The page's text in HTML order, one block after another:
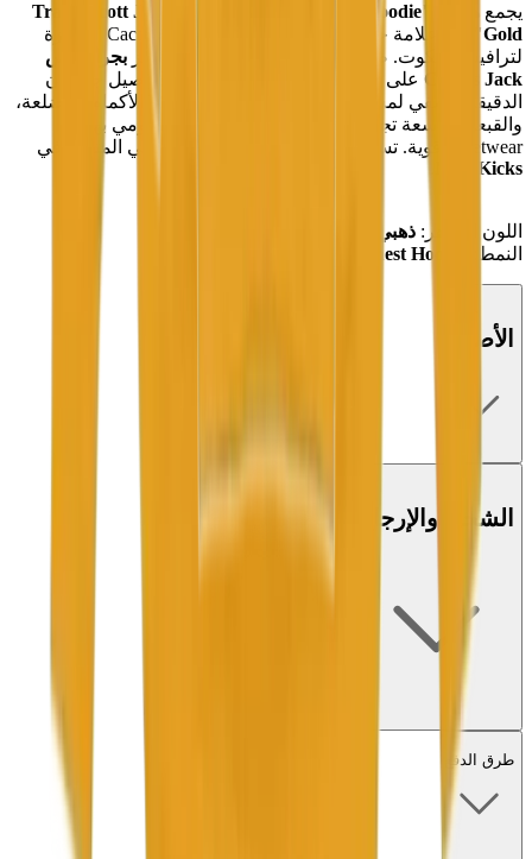
يجمع
هودي "Travis Scott Jordan Cactus Jack Highest Hoodie
"Gold
بين علامة جوردان التجارية وجمالية Cactus Jack المميزة
لترافيس سكوت. صُنع من
بجرافيكس
Cactus Jack على الصدر والظهر، بالإضافة إلى تفاصيل جوردان
الدقيقة لتُضفي لمسة تعاونية. المقاس الفضفاض، الأكمام المضلعة،
والقبعة الواسعة تجعله قطعة مريحة للاستخدام اليومي بهوية
streetwear قوية.
تسوق هذا المنتج عبر الإنترنت أو في المتاجر في
Mad Kicks
اللون الظاهر: ذهبي
النمط:
Cactus Jack Highest Hoodie
الأصالة
الشحن والإرجاع
طرق الدفع